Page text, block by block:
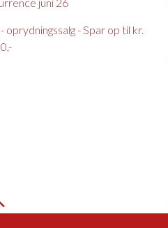
oprydningssalg - Spar op til kr.